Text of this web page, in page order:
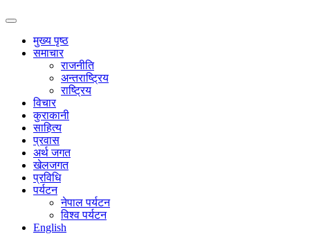
मुख्य पृष्ठ
समाचार
राजनीति
अन्तराष्ट्रिय
राष्ट्रिय
विचार
कुराकानी
साहित्य
प्रवास
अर्थ जगत
खेलजगत
प्रविधि
पर्यटन
नेपाल पर्यटन
विश्व पर्यटन
English